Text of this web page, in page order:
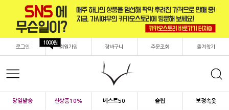
로그인 회원가입
1000원
장바구니 주문조회 즐겨찾기
당일발송 신상품10% 베스트50 슬립 보정속옷